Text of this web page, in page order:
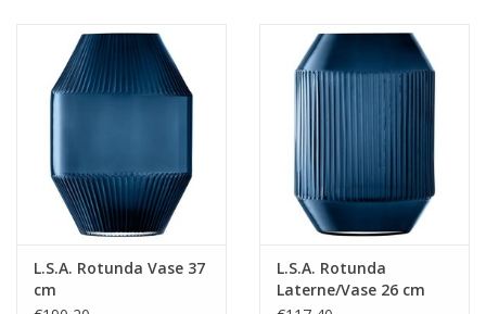
L.S.A. Rotunda Vase 37
cm
L.S.A. Rotunda
Laterne/Vase 26 cm